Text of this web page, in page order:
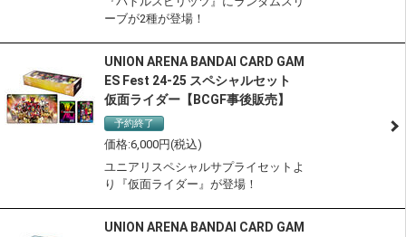
ーブが2種が登場！
UNION ARENA BANDAI CARD GAM
ES Fest 24-25 スペシャルセット
仮面ライダー【BCGF事後販売】
予約終了
6,000
ユニアリスペシャルサプライセットよ
り『仮面ライダー』が登場！
UNION ARENA BANDAI CARD GAM